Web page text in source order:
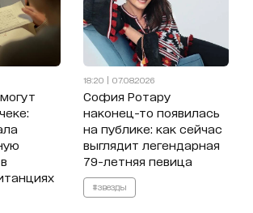
18:20 | 07.08.2026
София Ротару
наконец-то появилась
на публике: как сейчас
выглядит легендарная
79-летняя певица
#звезды